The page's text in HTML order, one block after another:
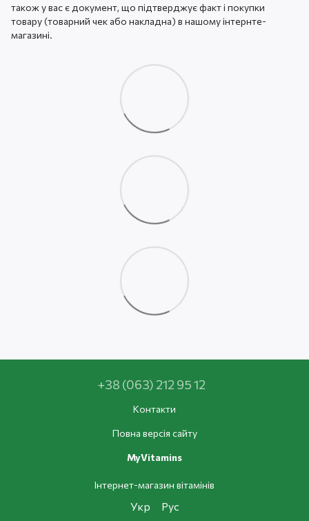
також у вас є документ, що підтверджує факт і покупки
товару (товарний чек або накладна) в нашому інтернте-
магазині.
+38 (063) 212 95 12
Контакти
Повна версія сайту
MyVitamins
Інтернет-магазин вітамінів
Укр Рус